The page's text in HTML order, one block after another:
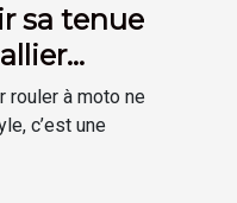
sa tenue
?
rouler à moto ne
c’est une